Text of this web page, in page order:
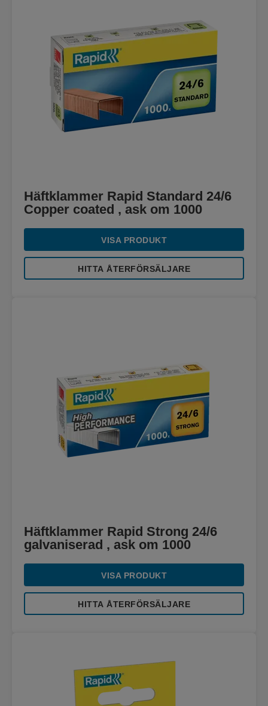
Häftklammer Rapid Standard 24/6
Copper coated , ask om 1000
VISA PRODUKT
HITTA ÅTERFÖRSÄLJARE
Häftklammer Rapid Strong 24/6
galvaniserad , ask om 1000
VISA PRODUKT
HITTA ÅTERFÖRSÄLJARE